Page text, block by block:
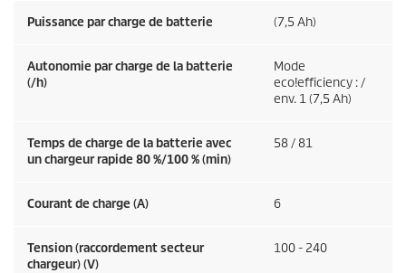
Puissance par charge de batterie (7,5 Ah)
Autonomie par charge de la batterie
(/h)
Mode
eco!efficiency : /
env. 1 (7,5 Ah)
Temps de charge de la batterie avec
un chargeur rapide 80 %/100 % (min)
58 / 81
Courant de charge (A) 6
Tension (raccordement secteur
chargeur) (V)
100 - 240